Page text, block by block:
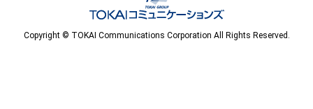
Copyright © TOKAI Communications Corporation All Rights Reserved.